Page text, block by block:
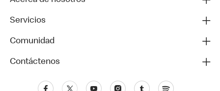
Servicios
Comunidad
Contáctenos